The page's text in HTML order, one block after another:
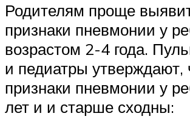
Родителям проще
признаки пневмонии у
возрастом 2-4 года.
и педиатры утверждают,
признаки пневмонии у
лет и и старше сходны: